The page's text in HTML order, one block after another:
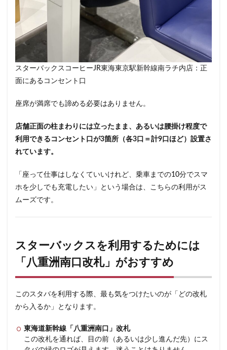
スターバックスコーヒーJR東海東京駅新幹線南ラチ内店：正
面にあるコンセント口
座席が満席でも諦める必要はありません。
店舗正面の柱まわりには立ったまま、あるいは腰掛け程度で
利用できるコンセント口が3箇所（各3口＝計9口ほど）設置さ
れています。
「座って仕事はしなくていいけれど、乗車までの10分でスマ
ホを少しでも充電したい」という場合は、こちらの利用がス
ムーズです。
スターバックスを利用するためには
「八重洲南口改札」がおすすめ
このスタバを利用する際、最も気をつけたいのが「どの改札
から入るか」となります。
東海道新幹線「八重洲南口」改札
この改札を通れば、目の前（あるいは少し進んだ先）にス